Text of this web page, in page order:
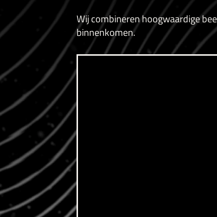
Wij combineren hoogwaardige
binnenkomen.